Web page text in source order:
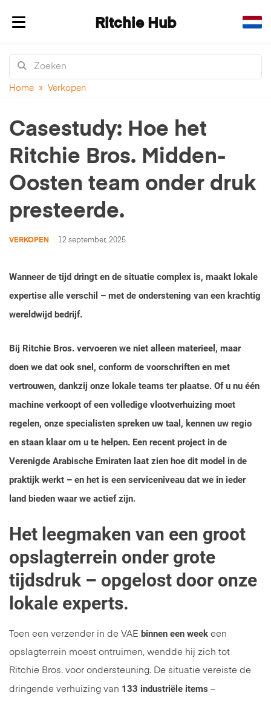
Navigatie in-/uitklappenRitchie Hub
Home » Verkopen
Casestudy: Hoe het
Ritchie Bros. Midden-
Oosten team onder druk
presteerde.
VERKOPEN 12 september, 2025
Wanneer de tijd dringt en de situatie complex is, maakt lokale
expertise alle verschil – met de onderstening van een krachtig
wereldwijd bedrijf.
Bij Ritchie Bros. vervoeren we niet alleen materieel, maar
doen we dat ook snel, conform de voorschriften en met
vertrouwen, dankzij onze lokale teams ter plaatse. Of u nu één
machine verkoopt of een volledige vlootverhuizing moet
regelen, onze specialisten spreken uw taal, kennen uw regio
en staan klaar om u te helpen. Een recent project in de
Verenigde Arabische Emiraten laat zien hoe dit model in de
praktijk werkt – en het is een serviceniveau dat we in ieder
land bieden waar we actief zijn.
Het leegmaken van een groot
opslagterrein onder grote
tijdsdruk – opgelost door onze
lokale experts.
Toen een verzender in de VAE binnen een week een
opslagterrein moest ontruimen, wendde hij zich tot
Ritchie Bros. voor ondersteuning. De situatie vereiste de
dringende verhuizing van 133 industriële items –